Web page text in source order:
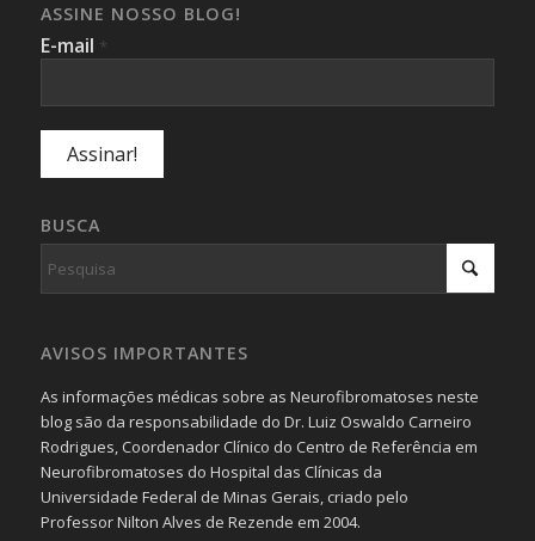
ASSINE NOSSO BLOG!
E-mail *
BUSCA
AVISOS IMPORTANTES
As informações médicas sobre as Neurofibromatoses neste
blog são da responsabilidade do Dr. Luiz Oswaldo Carneiro
Rodrigues, Coordenador Clínico do Centro de Referência em
Neurofibromatoses do Hospital das Clínicas da
Universidade Federal de Minas Gerais, criado pelo
Professor Nilton Alves de Rezende em 2004.